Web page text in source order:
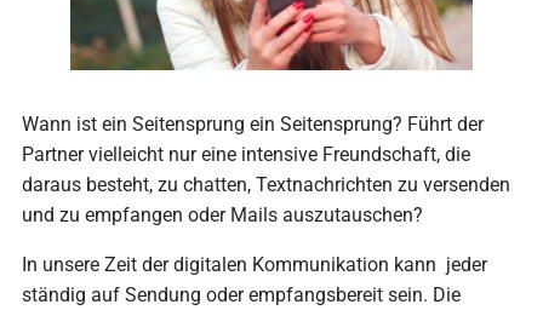
Wann ist ein Seitensprung ein Seitensprung? Führt der
Partner vielleicht nur eine intensive Freundschaft, die
daraus besteht, zu chatten, Textnachrichten zu versenden
und zu empfangen oder Mails auszutauschen?
In unsere Zeit der digitalen Kommunikation kann jeder
ständig auf Sendung oder empfangsbereit sein. Die